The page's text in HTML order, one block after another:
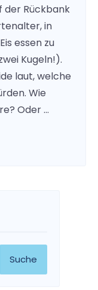
der Rückbank
in
essen zu
Kugeln!).
laut, welche
Wie
Oder …
Suche